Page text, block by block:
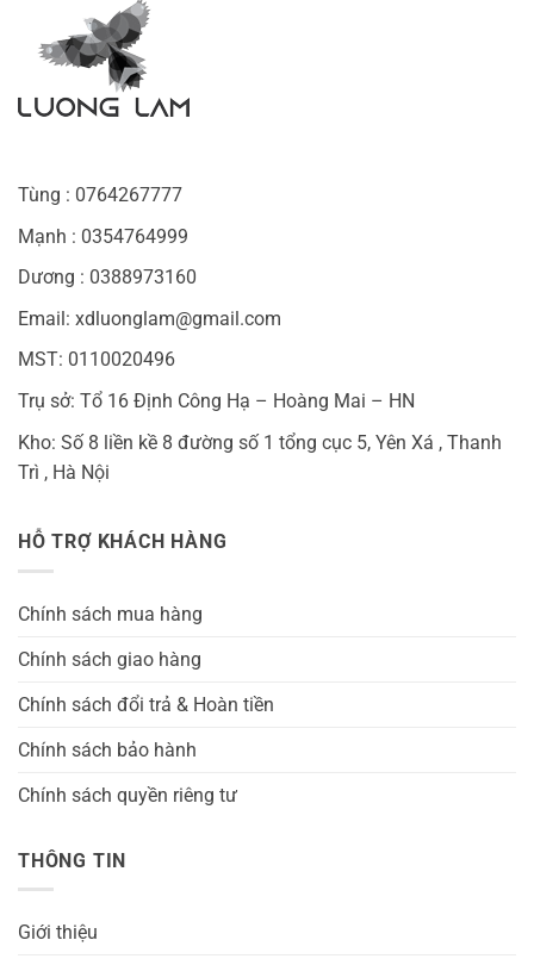
Tùng : 0764267777
Mạnh : 0354764999
Dương : 0388973160
Email: xdluonglam@gmail.com
MST: 0110020496
Trụ sở: Tổ 16 Định Công Hạ – Hoàng Mai – HN
Kho: Số 8 liền kề 8 đường số 1 tổng cục 5, Yên Xá , Thanh
Trì , Hà Nội
HỖ TRỢ KHÁCH HÀNG
Chính sách mua hàng
Chính sách giao hàng
Chính sách đổi trả & Hoàn tiền
Chính sách bảo hành
Chính sách quyền riêng tư
THÔNG TIN
Giới thiệu